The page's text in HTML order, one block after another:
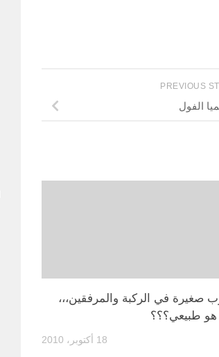
PREVIOUS
الفول
صغيرة في الركبة والمرفقين،،،
طبيعي؟؟؟
18 أكتوبر، 2010